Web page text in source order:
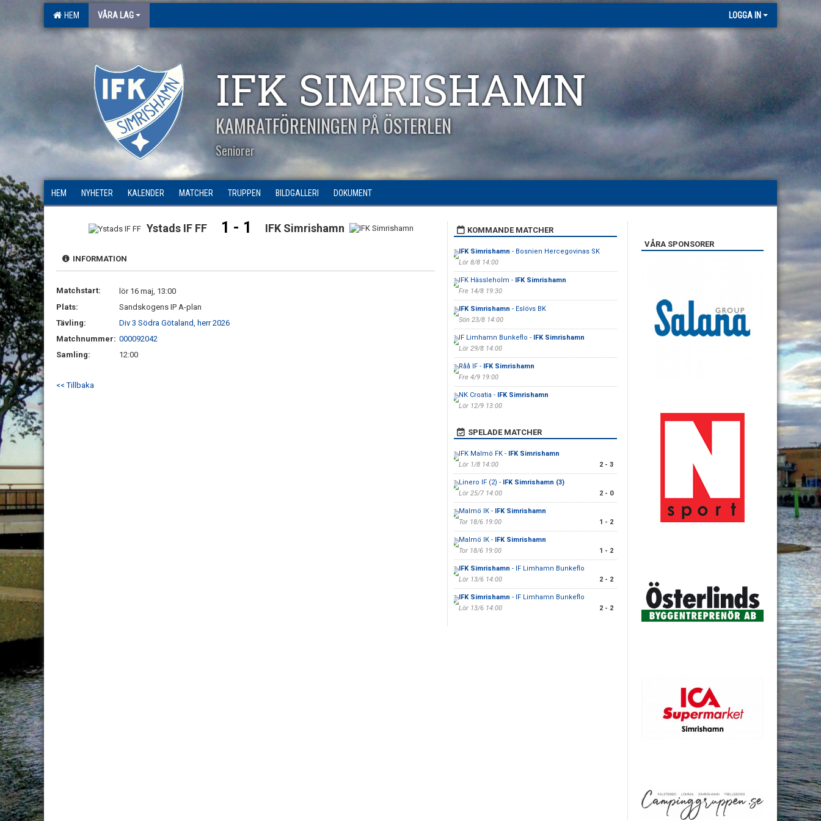
HEM VÅRA LAG LOGGA IN
IFK SIMRISHAMN
KAMRATFÖRENINGEN PÅ ÖSTERLEN
Seniorer
HEM NYHETER KALENDER MATCHER TRUPPEN BILDGALLERI DOKUMENT
Ystads IF FF 1 - 1 IFK Simrishamn
INFORMATION
Matchstart:
lör 16 maj, 13:00
Plats:
Sandskogens IP A-plan
Tävling:
Div 3 Södra Götaland, herr 2026
Matchnummer: 000092042
Samling:
12:00
<< Tillbaka
KOMMANDE MATCHER
IFK Simrishamn - Bosnien Hercegovinas SK
Lör 8/8 14:00
IFK Hässleholm - IFK Simrishamn
Fre 14/8 19:30
IFK Simrishamn - Eslövs BK
Sön 23/8 14:00
IF Limhamn Bunkeflo - IFK Simrishamn
Lör 29/8 14:00
Råå IF - IFK Simrishamn
Fre 4/9 19:00
NK Croatia - IFK Simrishamn
Lör 12/9 13:00
SPELADE MATCHER
IFK Malmö FK - IFK Simrishamn
Lör 1/8 14:00
2 - 3
Linero IF (2) - IFK Simrishamn (3)
Lör 25/7 14:00
2 - 0
Malmö IK - IFK Simrishamn
Tor 18/6 19:00
1 - 2
Malmö IK - IFK Simrishamn
Tor 18/6 19:00
1 - 2
IFK Simrishamn - IF Limhamn Bunkeflo
Lör 13/6 14:00
2 - 2
IFK Simrishamn - IF Limhamn Bunkeflo
Lör 13/6 14:00
2 - 2
VÅRA SPONSORER